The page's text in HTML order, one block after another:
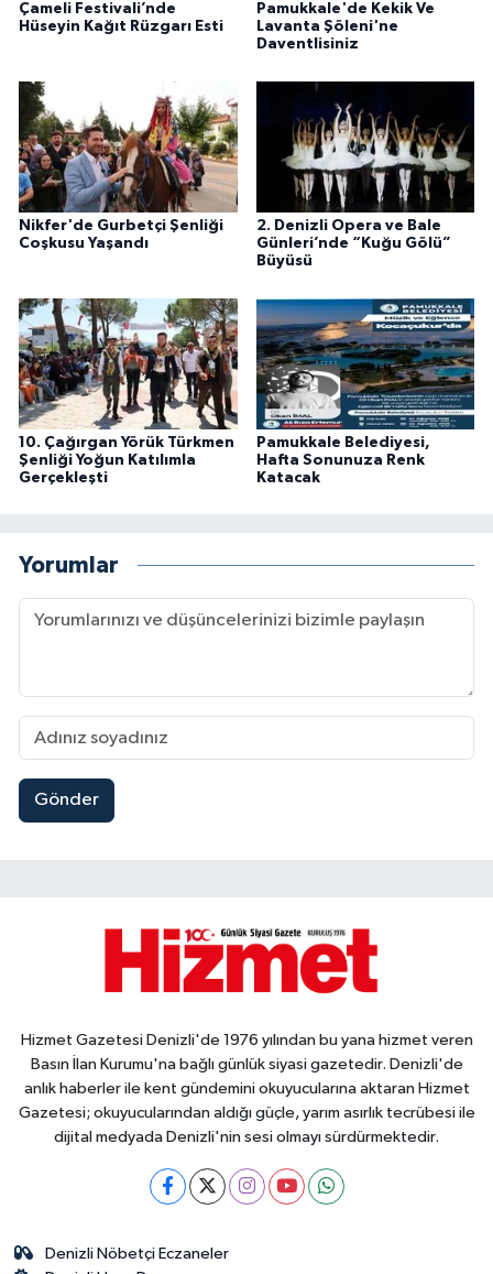
Çameli Festivali’nde
Hüseyin Kağıt Rüzgarı Esti
Pamukkale'de Kekik Ve
Lavanta Şöleni'ne
Daventlisiniz
Nikfer'de Gurbetçi Şenliği
Coşkusu Yaşandı
2. Denizli Opera ve Bale
Günleri’nde “Kuğu Gölü”
Büyüsü
10. Çağırgan Yörük Türkmen
Şenliği Yoğun Katılımla
Gerçekleşti
Pamukkale Belediyesi,
Hafta Sonunuza Renk
Katacak
Yorumlar
Gönder
Hizmet Gazetesi Denizli'de 1976 yılından bu yana hizmet veren
Basın İlan Kurumu'na bağlı günlük siyasi gazetedir. Denizli'de
anlık haberler ile kent gündemini okuyucularına aktaran Hizmet
Gazetesi; okuyucularından aldığı güçle, yarım asırlık tecrübesi ile
dijital medyada Denizli'nin sesi olmayı sürdürmektedir.
Denizli Nöbetçi Eczaneler